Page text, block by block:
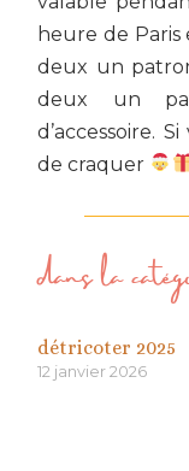
heure de
deux un
deux un
d’accessoire.
de craquer
dans la
détricoter 2025
12 janvier 2026